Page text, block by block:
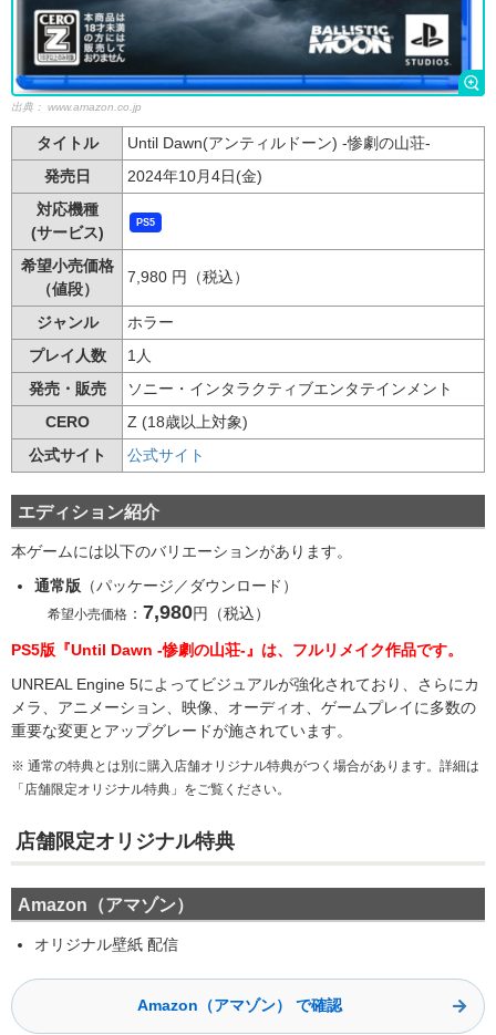
出典： www.amazon.co.jp
タイトル
Until Dawn(アンティルドーン) -惨劇の山荘-
発売日
2024年10月4日(金)
対応機種
(サービス)
PS5
希望小売価格
（値段）
7,980 円（税込）
ジャンル
ホラー
プレイ人数
1人
発売・販売
ソニー・インタラクティブエンタテインメント
CERO
Z (18歳以上対象)
公式サイト
公式サイト
エディション紹介
本ゲームには以下のバリエーションがあります。
通常版 （パッケージ／ダウンロード）
希望小売価格 ： 7,980円（税込）
PS5版『Until Dawn -惨劇の山荘-』は、フルリメイク作品です。
UNREAL Engine 5によってビジュアルが強化されており、さらにカ
メラ、アニメーション、映像、オーディオ、ゲームプレイに多数の
重要な変更とアップグレードが施されています。
※ 通常の特典とは別に購入店舗オリジナル特典がつく場合があります。詳細は
「店舗限定オリジナル特典」をご覧ください。
店舗限定オリジナル特典
Amazon（アマゾン）
オリジナル壁紙 配信
Amazon（アマゾン） で確認